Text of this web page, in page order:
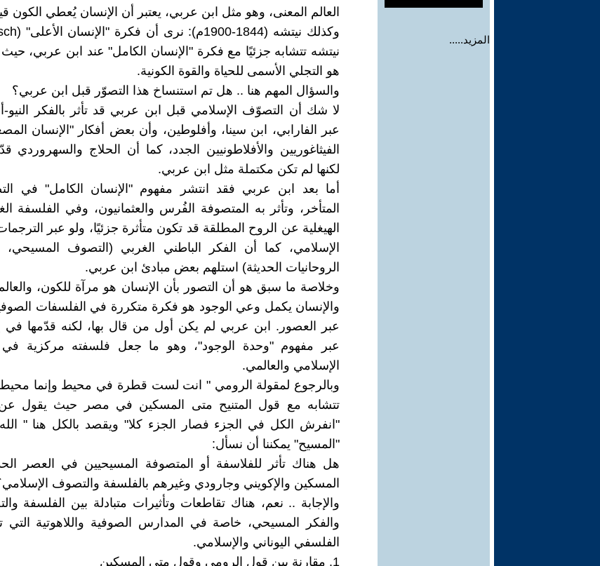
المزيد.....
العالم المعنى، وهو مثل ابن عربي، يعتبر أن الإنسان يُعطي الكون
نيتشه تتشابه جزئيًا مع فكرة "الإنسان الكامل" عند ابن عربي،
هو التجلي الأسمى للحياة والقوة الكونية.
والسؤال المهم هنا .. هل تم استنساخ هذا التصوّر قبل ابن عربي؟
لا شك أن التصوّف الإسلامي قبل ابن عربي قد تأثر بالفكر النيو-
عبر الفارابي، ابن سينا، وأفلوطين، وأن بعض أفكار "الإنسان
الفيثاغوريين والأفلاطونيين الجدد، كما أن الحلاج والسهروردي
لكنها لم تكن مكتملة مثل ابن عربي.
أما بعد ابن عربي فقد انتشر مفهوم "الإنسان الكامل" في
المتأخر، وتأثر به المتصوفة الفُرس والعثمانيون، وفي الفلسفة
الهيغلية عن الروح المطلقة قد تكون متأثرة جزئيًا، ولو عبر الترجمات
الإسلامي، كما أن الفكر الباطني الغربي (التصوف المسيحي،
الروحانيات الحديثة) استلهم بعض مبادئ ابن عربي.
وخلاصة ما سبق هو أن التصور بأن الإنسان هو مرآة للكون،
والإنسان يكمل وعي الوجود هو فكرة متكررة في الفلسفات الصوفية
عبر العصور. ابن عربي لم يكن أول من قال بها، لكنه قدّمها في
عبر مفهوم "وحدة الوجود"، وهو ما جعل فلسفته مركزية في
الإسلامي والعالمي.
وبالرجوع لمقولة الرومي " انت لست قطرة في محيط وإنما
تتشابه مع قول المتنيح متى المسكين في مصر حيث يقول
"انفرش الكل في الجزء فصار الجزء كلا" ويقصد بالكل هنا "
"المسيح" يمكننا أن نسأل:
هل هناك تأثر للفلاسفة أو المتصوفة المسيحيين في العصر
المسكين والإكويني وجارودي وغيرهم بالفلسفة والتصوف
والإجابة .. نعم، هناك تقاطعات وتأثيرات متبادلة بين الفلسفة
والفكر المسيحي، خاصة في المدارس الصوفية واللاهوتية التي
الفلسفي اليوناني والإسلامي.
1. مقارنة بين قول الرومي وقول متى المسكين